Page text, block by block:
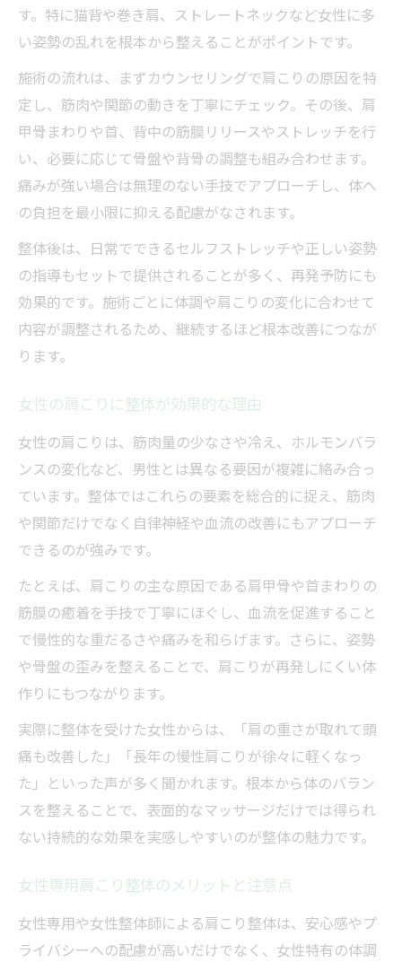
す。特に猫背や巻き肩、ストレートネックなど女性に多
い姿勢の乱れを根本から整えることがポイントです。
施術の流れは、まずカウンセリングで肩こりの原因を特
定し、筋肉や関節の動きを丁寧にチェック。その後、肩
甲骨まわりや首、背中の筋膜リリースやストレッチを行
い、必要に応じて骨盤や背骨の調整も組み合わせます。
痛みが強い場合は無理のない手技でアプローチし、体へ
の負担を最小限に抑える配慮がなされます。
整体後は、日常でできるセルフストレッチや正しい姿勢
の指導もセットで提供されることが多く、再発予防にも
効果的です。施術ごとに体調や肩こりの変化に合わせて
内容が調整されるため、継続するほど根本改善につなが
ります。
女性の肩こりに整体が効果的な理由
女性の肩こりは、筋肉量の少なさや冷え、ホルモンバラ
ンスの変化など、男性とは異なる要因が複雑に絡み合っ
ています。整体ではこれらの要素を総合的に捉え、筋肉
や関節だけでなく自律神経や血流の改善にもアプローチ
できるのが強みです。
たとえば、肩こりの主な原因である肩甲骨や首まわりの
筋膜の癒着を手技で丁寧にほぐし、血流を促進すること
で慢性的な重だるさや痛みを和らげます。さらに、姿勢
や骨盤の歪みを整えることで、肩こりが再発しにくい体
作りにもつながります。
実際に整体を受けた女性からは、「肩の重さが取れて頭
痛も改善した」「長年の慢性肩こりが徐々に軽くなっ
た」といった声が多く聞かれます。根本から体のバラン
スを整えることで、表面的なマッサージだけでは得られ
ない持続的な効果を実感しやすいのが整体の魅力です。
女性専用肩こり整体のメリットと注意点
女性専用や女性整体師による肩こり整体は、安心感やプ
ライバシーへの配慮が高いだけでなく、女性特有の体調